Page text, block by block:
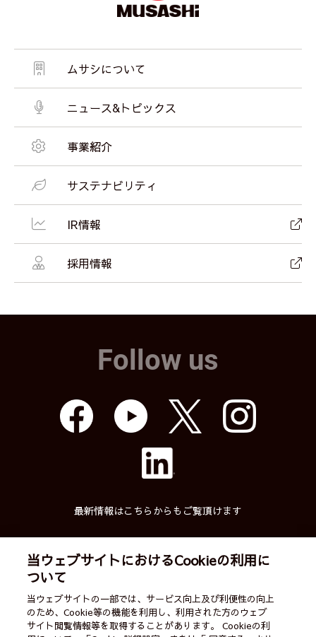
ムサシについて
ニュース&トピックス
事業紹介
サステナビリティ
IR情報
採用情報
Follow us
最新情報はこちらからもご覧頂けます
English ご利用案内 営業カレンダー
当ウェブサイトにおけるCookieの利用に
ついて
当ウェブサイトの一部では、サービス向上及び利便性の向上
のため、Cookie等の機能を利用し、利用された方のウェブ
サイト閲覧情報等を取得することがあります。 Cookieの利